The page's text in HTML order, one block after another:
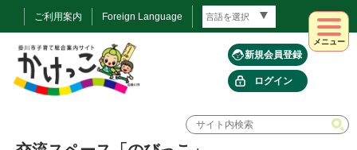
ご利用案内 Foreign Language
新規会員登録
ログイン
メニュー